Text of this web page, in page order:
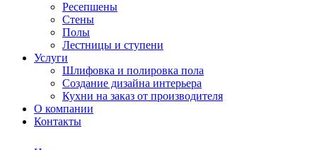
Ресепшены
Стены
Полы
Лестницы и ступени
Услуги
Шлифовка и полировка пола
Создание дизайна интерьера
Кухни на заказ от производителя
О компании
Контакты